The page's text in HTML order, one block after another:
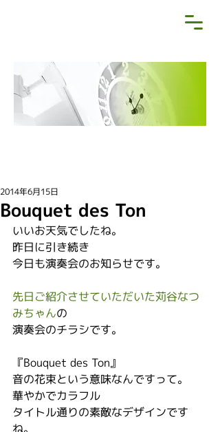
Bouquet des Ton
2014年6月15日
いいお天気でしたね。
昨日に引き続き
今日も演奏会のお知らせです。
先日ご紹介させていただいた苅谷なつ
みちゃんの
演奏会のチラシです。
『Bouquet des Ton』
音の花束という意味なんですって。
華やかでカラフル
タイトル通りの素敵なデザインです
ね。